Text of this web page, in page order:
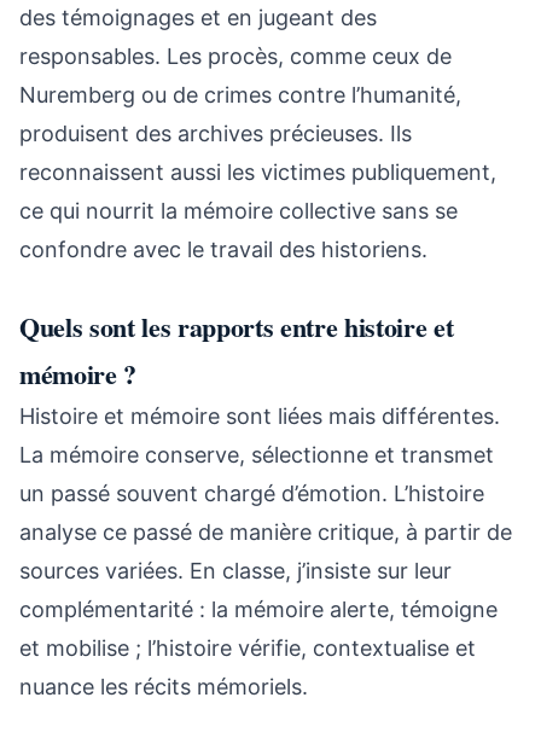
des témoignages et en jugeant des
responsables. Les procès, comme ceux de
Nuremberg ou de crimes contre l’humanité,
produisent des archives précieuses. Ils
reconnaissent aussi les victimes publiquement,
ce qui nourrit la mémoire collective sans se
confondre avec le travail des historiens.
Quels sont les rapports entre histoire et
mémoire ?
Histoire et mémoire sont liées mais différentes.
La mémoire conserve, sélectionne et transmet
un passé souvent chargé d’émotion. L’histoire
analyse ce passé de manière critique, à partir de
sources variées. En classe, j’insiste sur leur
complémentarité : la mémoire alerte, témoigne
et mobilise ; l’histoire vérifie, contextualise et
nuance les récits mémoriels.